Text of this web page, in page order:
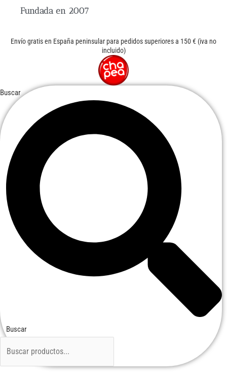
contenido
Fundada en 2007
Envío gratis en España peninsular para pedidos superiores a 150 € (iva no
incluido)
Buscar
Buscar